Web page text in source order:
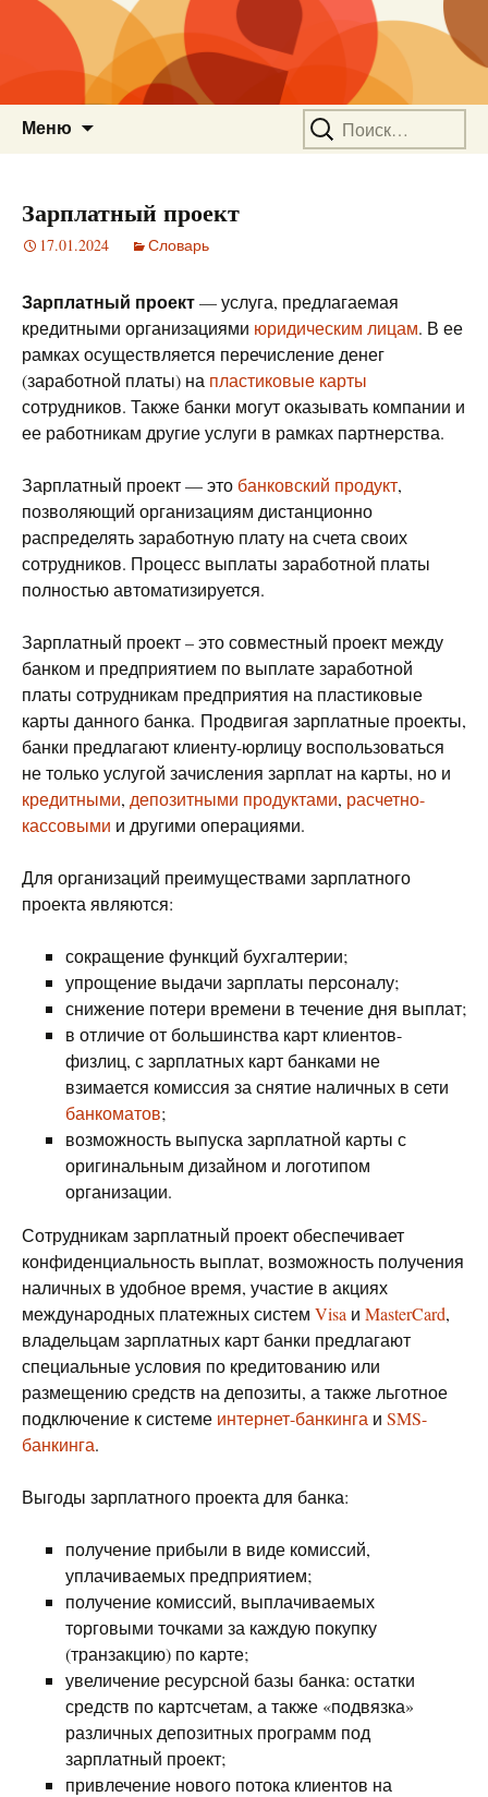
Меню Найти:
Зарплатный проект
17.01.2024 Словарь
Зарплатный проект— услуга, предлагаемая
кредитными организациями юридическим лицам. В ее
рамках осуществляется перечисление денег
(заработной платы) на пластиковые карты
сотрудников. Также банки могут оказывать компании и
ее работникам другие услуги в рамках партнерства.
Зарплатный проект — это банковский продукт,
позволяющий организациям дистанционно
распределять заработную плату на счета своих
сотрудников. Процесс выплаты заработной платы
полностью автоматизируется.
Зарплатный проект – это совместный проект между
банком и предприятием по выплате заработной
платы сотрудникам предприятия на пластиковые
карты данного банка. Продвигая зарплатные проекты,
банки предлагают клиенту-юрлицу воспользоваться
не только услугой зачисления зарплат на карты, но и
кредитными, депозитными продуктами, расчетно-
кассовыми и другими операциями.
Для организаций преимуществами зарплатного
проекта являются:
сокращение функций бухгалтерии;
упрощение выдачи зарплаты персоналу;
снижение потери времени в течение дня выплат;
в отличие от большинства карт клиентов-
физлиц, с зарплатных карт банками не
взимается комиссия за снятие наличных в сети
банкоматов;
возможность выпуска зарплатной карты с
оригинальным дизайном и логотипом
организации.
Сотрудникам зарплатный проект обеспечивает
конфиденциальность выплат, возможность получения
наличных в удобное время, участие в акциях
международных платежных систем Visa и MasterCard,
владельцам зарплатных карт банки предлагают
специальные условия по кредитованию или
размещению средств на депозиты, а также льготное
подключение к системе интернет-банкинга и SMS-
банкинга.
Выгоды зарплатного проекта для банка:
получение прибыли в виде комиссий,
уплачиваемых предприятием;
получение комиссий, выплачиваемых
торговыми точками за каждую покупку
(транзакцию) по карте;
увеличение ресурсной базы банка: остатки
средств по картсчетам, а также «подвязка»
различных депозитных программ под
зарплатный проект;
привлечение нового потока клиентов на